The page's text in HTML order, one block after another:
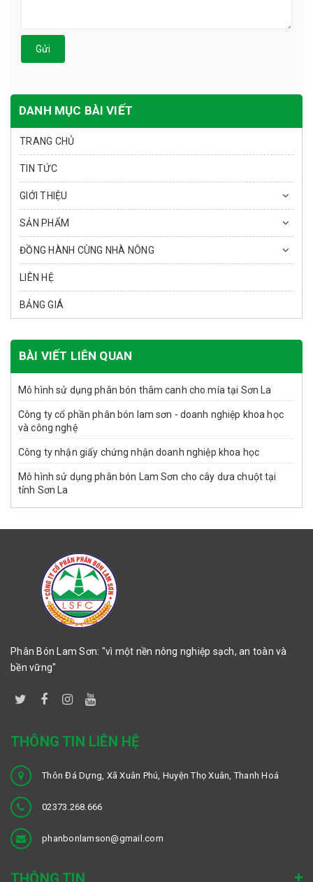
Gửi
DANH MỤC BÀI VIẾT
TRANG CHỦ
TIN TỨC
GIỚI THIỆU
SẢN PHẨM
ĐỒNG HÀNH CÙNG NHÀ NÔNG
LIÊN HỆ
BẢNG GIÁ
BÀI VIẾT LIÊN QUAN
Mô hình sử dụng phân bón thâm canh cho mía tại Sơn La
Công ty cổ phần phân bón lam sơn - doanh nghiệp khoa học
và công nghệ
Công ty nhận giấy chứng nhận doanh nghiệp khoa học
Mô hình sử dụng phân bón Lam Sơn cho cây dưa chuột tại
tỉnh Sơn La
Phân Bón Lam Sơn: "vì một nền nông nghiệp sạch, an toàn và
bền vững"
THÔNG TIN LIÊN HỆ
Thôn Đá Dựng, Xã Xuân Phú, Huyện Thọ Xuân, Thanh Hoá
02373.268.666
phanbonlamson@gmail.com
THÔNG TIN